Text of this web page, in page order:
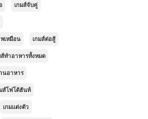
เกมส์จับคู่
เหมือน เกมส์ต่อสู้
ส์ทำอาหารทั้งหมด
นอาหาร
ส์โฟโต้ฮันท์
เกมแต่งตัว